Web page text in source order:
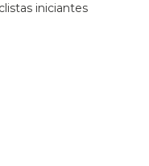
iniciantes